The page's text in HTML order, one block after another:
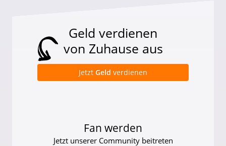
Geld verdienen
von Zuhause aus
Jetzt Geld verdienen
Fan werden
Jetzt unserer Community beitreten